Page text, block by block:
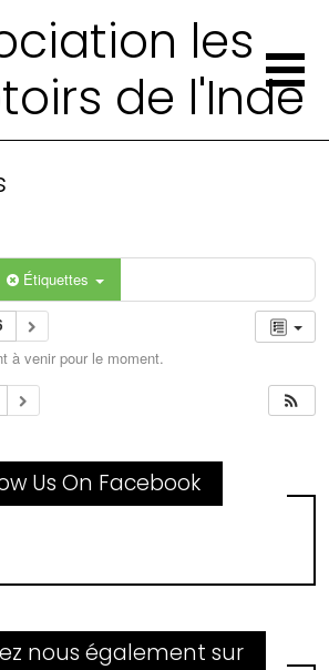
les
de l'Inde
Étiquettes
à venir pour le moment.
Us On Facebook
nous également sur